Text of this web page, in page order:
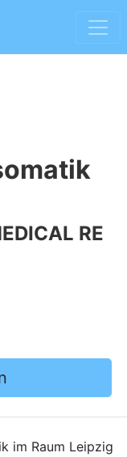
RE
im Raum Leipzig